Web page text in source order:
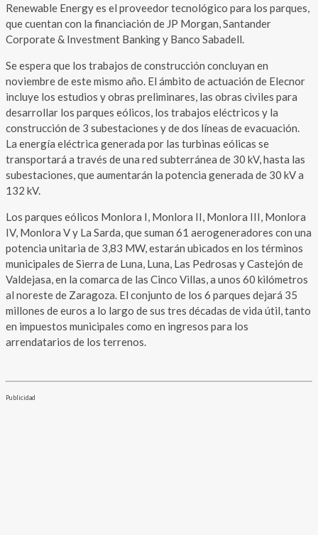
Renewable Energy es el proveedor tecnológico para los parques,
que cuentan con la financiación de JP Morgan, Santander
Corporate & Investment Banking y Banco Sabadell.
Se espera que los trabajos de construcción concluyan en
noviembre de este mismo año. El ámbito de actuación de Elecnor
incluye los estudios y obras preliminares, las obras civiles para
desarrollar los parques eólicos, los trabajos eléctricos y la
construcción de 3 subestaciones y de dos líneas de evacuación.
La energía eléctrica generada por las turbinas eólicas se
transportará a través de una red subterránea de 30 kV, hasta las
subestaciones, que aumentarán la potencia generada de 30 kV a
132 kV.
Los parques eólicos Monlora I, Monlora II, Monlora III, Monlora
IV, Monlora V y La Sarda, que suman 61 aerogeneradores con una
potencia unitaria de 3,83 MW, estarán ubicados en los términos
municipales de Sierra de Luna, Luna, Las Pedrosas y Castejón de
Valdejasa, en la comarca de las Cinco Villas, a unos 60 kilómetros
al noreste de Zaragoza. El conjunto de los 6 parques dejará 35
millones de euros a lo largo de sus tres décadas de vida útil, tanto
en impuestos municipales como en ingresos para los
arrendatarios de los terrenos.
Publicidad